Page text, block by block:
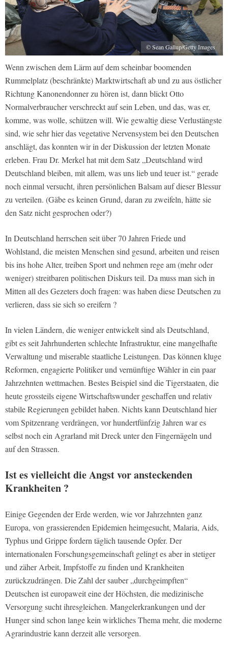
© Sean Gallup/Getty Images
Wenn zwischen dem Lärm auf dem scheinbar boomenden
Rummelplatz (beschränkte) Marktwirtschaft ab und zu aus östlicher
Richtung Kanonendonner zu hören ist, dann blickt Otto
Normalverbraucher verschreckt auf sein Leben, und das, was er,
komme, was wolle, schützen will. Wie gewaltig diese Verlustängste
sind, wie sehr hier das vegetative Nervensystem bei den Deutschen
anschlägt, das konnten wir in der Diskussion der letzten Monate
erleben. Frau Dr. Merkel hat mit dem Satz „Deutschland wird
Deutschland bleiben, mit allem, was uns lieb und teuer ist.“ gerade
noch einmal versucht, ihren persönlichen Balsam auf dieser Blessur
zu verteilen. (Gäbe es keinen Grund, daran zu zweifeln, hätte sie
den Satz nicht gesprochen oder?)
In Deutschland herrschen seit über 70 Jahren Friede und
Wohlstand, die meisten Menschen sind gesund, arbeiten und reisen
bis ins hohe Alter, treiben Sport und nehmen rege am (mehr oder
weniger) streitbaren politischen Diskurs teil. Da muss man sich in
Mitten all des Gezeters doch fragen: was haben diese Deutschen zu
verlieren, dass sie sich so ereifern ?
In vielen Ländern, die weniger entwickelt sind als Deutschland,
gibt es seit Jahrhunderten schlechte Infrastruktur, eine mangelhafte
Verwaltung und miserable staatliche Leistungen. Das können kluge
Reformen, engagierte Politiker und vernünftige Wähler in ein paar
Jahrzehnten wettmachen. Bestes Beispiel sind die Tigerstaaten, die
heute grossteils eigene Wirtschaftswunder geschaffen und relativ
stabile Regierungen gebildet haben. Nichts kann Deutschland hier
vom Spitzenrang verdrängen, vor hundertfünfzig Jahren war es
selbst noch ein Agrarland mit Dreck unter den Fingernägeln und
auf den Strassen.
Ist es vielleicht die Angst vor ansteckenden
Krankheiten ?
Einige Gegenden der Erde werden, wie vor Jahrzehnten ganz
Europa, von grassierenden Epidemien heimgesucht, Malaria, Aids,
Typhus und Grippe fordern täglich tausende Opfer. Der
internationalen Forschungsgemeinschaft gelingt es aber in stetiger
und zäher Arbeit, Impfstoffe zu finden und Krankheiten
zurückzudrängen. Die Zahl der sauber „durchgeimpften“
Deutschen ist europaweit eine der Höchsten, die medizinische
Versorgung sucht ihresgleichen. Mangelerkrankungen und der
Hunger sind schon lange kein wirkliches Thema mehr, die moderne
Agrarindustrie kann derzeit alle versorgen.